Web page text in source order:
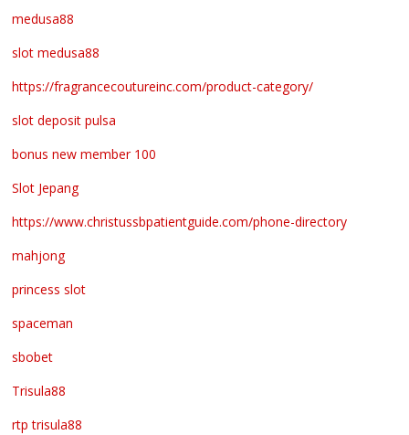
medusa88
slot medusa88
https://fragrancecoutureinc.com/product-category/
slot deposit pulsa
bonus new member 100
Slot Jepang
https://www.christussbpatientguide.com/phone-directory
mahjong
princess slot
spaceman
sbobet
Trisula88
rtp trisula88